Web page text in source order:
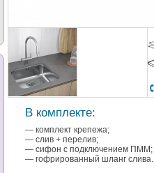
В комплекте:
— комплект крепежа;
— слив + перелив;
— сифон с подключением ПММ;
— гофрированный шланг слива.